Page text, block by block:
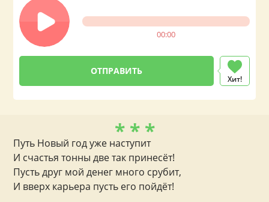
00:00
Хит!
* * *
Путь Новый год уже наступит
И счастья тонны две так принесёт!
Пусть друг мой денег много срубит,
И вверх карьера пусть его пойдёт!